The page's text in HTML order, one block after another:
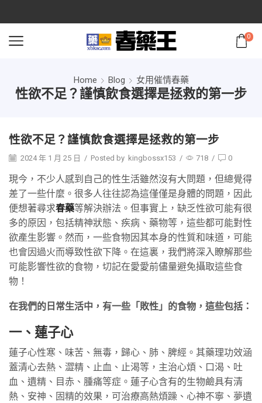
0
Home Blog 女用催情春藥
性欲不足？謹慎飲食選擇是拯救的第一步
性欲不足？謹慎飲食選擇是拯救的第一步
2024 年 1 月 25 日 / Posted by kingbossx153 / 718 / 0
現今，不少人感到自己的性生活雖然沒有大問題，但總覺得
差了一些什麼。很多人往往認為這僅僅是身體的問題，因此
便想著尋求春藥等解決辦法。但事實上，缺乏性欲可能有很
多的原因，包括精神狀態、疾病、藥物等，這些都可能對性
欲產生影響。然而，一些食物因其本身的性質和味道，可能
也會因過火而導致性欲下降。在這裏，我們將深入瞭解那些
可能影響性欲的食物，切記在愛愛前儘量避免攝取這些食
物！
在我們的日常生活中，有一些「敗性」的食物，這些包括：
一、蓮子心
蓮子心性寒、味苦、無毒，歸心、肺、脾經。其藥理功效涵
蓋清心去熱、澀精、止血、止渴等，主治心煩、口渴、吐
血、遺精、目赤、腫痛等症。蓮子心含有的生物鹼具有清
熱、安神、固精的效果，可治療高熱煩躁、心神不寧、夢遺